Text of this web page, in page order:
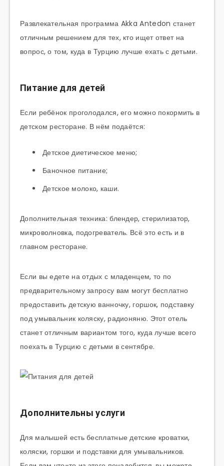
Развлекательная программа Akka Antedon станет
отличным решением для тех, кто ищет ответ на
вопрос, о том, куда в Турцию лучше ехать с детьми.
Питание для детей
Если ребёнок проголодался, его можно покормить в
детском ресторане. В нём подаётся:
Детское диетическое меню;
Баночное питание;
Детское молоко, каши.
Дополнительная техника: блендер, стерилизатор,
микроволновка, подогреватель. Всё это есть и в
главном ресторане.
Если вы едете на отдых с младенцем, то по
предварительному запросу вам могут бесплатно
предоставить детскую ванночку, горшок, подставку
под умывальник коляску, радионяню. Этот отель
станет отличным вариантом того, куда лучше всего
поехать в Турцию с детьми в сентябре.
Дополнительны услуги
Для малышей есть бесплатные детские кроватки,
коляски, горшки и подставки для умывальников.